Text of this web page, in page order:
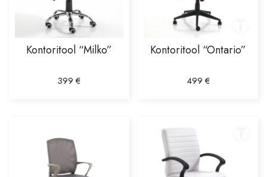
Kontoritool “Milko”
399€
Kontoritool “Ontario”
499 €